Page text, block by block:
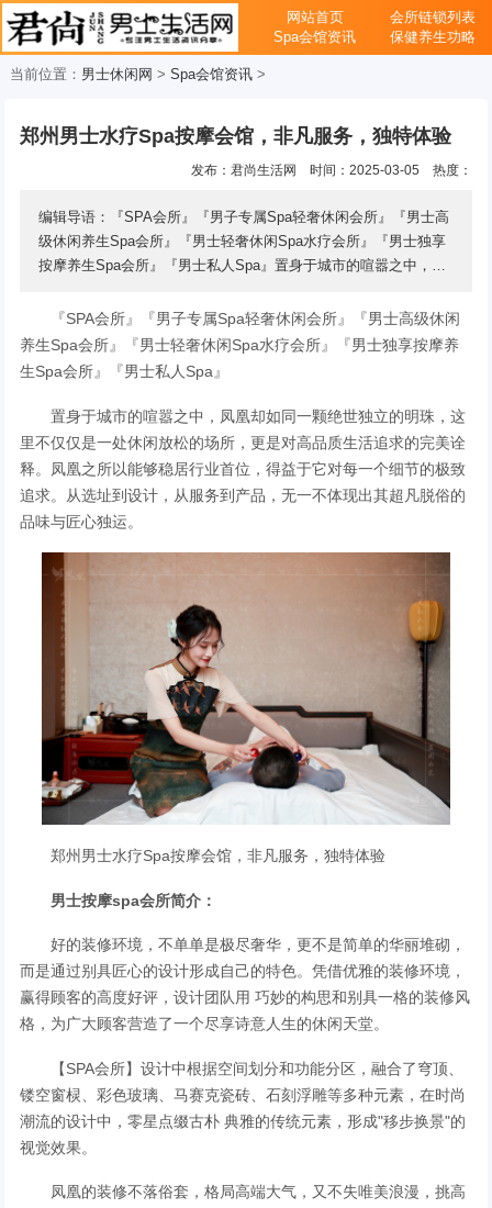
网站首页
会所链锁列表
Spa会馆资讯
保健养生功略
当前位置： 男士休闲网 > Spa会馆资讯>
郑州男士水疗Spa按摩会馆，非凡服务，独特体验
发布：君尚生活网 时间：2025-03-05 热度：
编辑导语：『SPA会所』『男子专属Spa轻奢休闲会所』『男士高
级休闲养生Spa会所』『男士轻奢休闲Spa水疗会所』『男士独享
按摩养生Spa会所』『男士私人Spa』置身于城市的喧嚣之中，凤
『SPA会所』『男子专属Spa轻奢休闲会所』『男士高级休闲
养生Spa会所』『男士轻奢休闲Spa水疗会所』『男士独享按摩养
生Spa会所』『男士私人Spa』
置身于城市的喧嚣之中，凤凰却如同一颗绝世独立的明珠，这
里不仅仅是一处休闲放松的场所，更是对高品质生活追求的完美诠
释。凤凰之所以能够稳居行业首位，得益于它对每一个细节的极致
追求。从选址到设计，从服务到产品，无一不体现出其超凡脱俗的
品味与匠心独运。
郑州男士水疗Spa按摩会馆，非凡服务，独特体验
男士按摩spa会所简介：
好的装修环境，不单单是极尽奢华，更不是简单的华丽堆砌，
而是通过别具匠心的设计形成自己的特色。凭借优雅的装修环境，
赢得顾客的高度好评，设计团队用 巧妙的构思和别具一格的装修风
格，为广大顾客营造了一个尽享诗意人生的休闲天堂。
【SPA会所】设计中根据空间划分和功能分区，融合了穹顶、
镂空窗棂、彩色玻璃、马赛克瓷砖、石刻浮雕等多种元素，在时尚
潮流的设计中，零星点缀古朴 典雅的传统元素，形成"移步换景"的
视觉效果。
凤凰的装修不落俗套，格局高端大气，又不失唯美浪漫，挑高